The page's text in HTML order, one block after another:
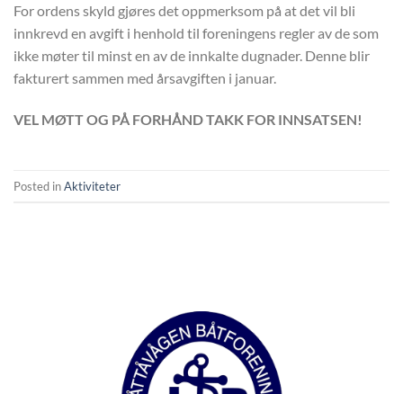
For ordens skyld gjøres det oppmerksom på at det vil bli
innkrevd en avgift i henhold til foreningens regler av de som
ikke møter til minst en av de innkalte dugnader. Denne blir
fakturert sammen med årsavgiften i januar.
VEL MØTT OG PÅ FORHÅND TAKK FOR INNSATSEN!
Posted inAktiviteter